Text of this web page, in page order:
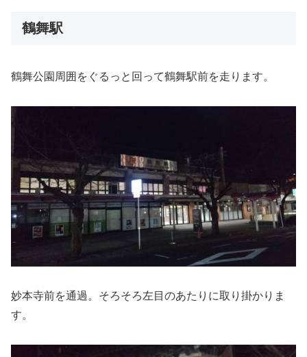
鶴舞駅
鶴舞公園周囲をぐるっと回って鶴舞駅前を走ります。
妙本寺前を通過。そろそろ左目のあたりに取り掛かりま
す。